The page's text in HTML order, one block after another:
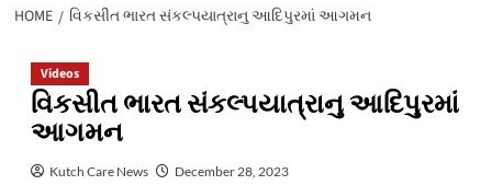
HOME વિકસીત ભારત સંકલ્પયાત્રાનુ આદિપુરમાં આગમન
Videos
વિકસીત ભારત સંકલ્પયાત્રાનુ આદિપુરમાં
આગમન
Kutch Care News December 28, 2023